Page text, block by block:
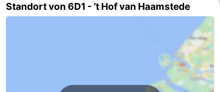
Kontakt
Standort von 6D1 - ’t Hof van Haamstede